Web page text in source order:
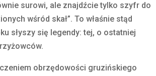
surowi, ale znajdźcie tylko szyfr do
wśród skał”. To właśnie stąd
słyszy się legendy: tej, o ostatniej
obrzędowości gruzińskiego